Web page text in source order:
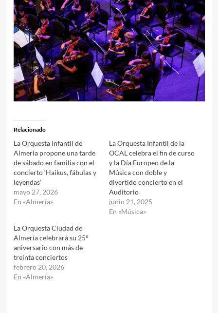
Relacionado
La Orquesta Infantil de
Almería propone una tarde
de sábado en familia con el
concierto ‘Haikus, fábulas y
leyendas’
mayo 27, 2026
En «Almería»
La Orquesta Infantil de la
OCAL celebra el fin de curso
y la Día Europeo de la
Música con doble y
divertido concierto en el
Auditorio
junio 21, 2025
En «Música»
La Orquesta Ciudad de
Almería celebrará su 25º
aniversario con más de
treinta conciertos
febrero 20, 2026
En «Almería»